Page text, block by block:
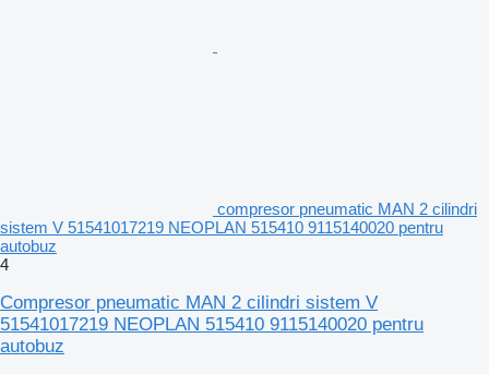
compresor pneumatic MAN 2 cilindri
sistem V 51541017219 NEOPLAN 515410 9115140020 pentru
autobuz
4
Compresor pneumatic MAN 2 cilindri sistem V
51541017219 NEOPLAN 515410 9115140020 pentru
autobuz